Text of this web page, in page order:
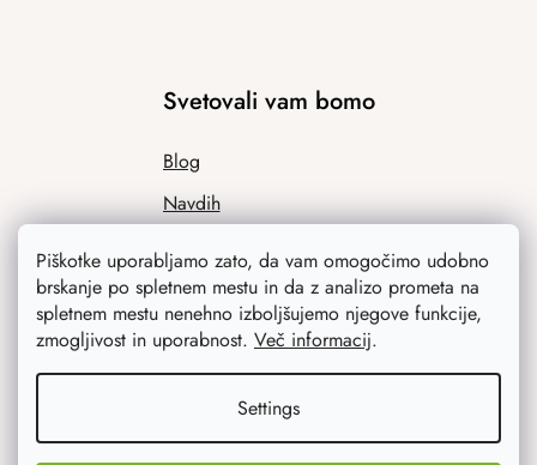
Piškotke uporabljamo zato, da vam omogočimo udobno
brskanje po spletnem mestu in da z analizo prometa na
spletnem mestu nenehno izboljšujemo njegove funkcije,
zmogljivost in uporabnost. Več informacij.
Settings
Svetovali vam bomo
Blog
Navdih
Kaj vas najbolj zanima